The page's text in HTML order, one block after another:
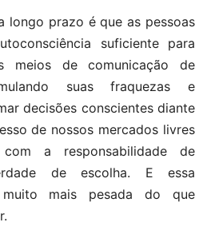
longo prazo é que as pessoas
suficiente para
meios de comunicação de
suas fraquezas e
decisões conscientes diante
de nossos mercados livres
com a responsabilidade de
de escolha. E essa
muito mais pesada do que